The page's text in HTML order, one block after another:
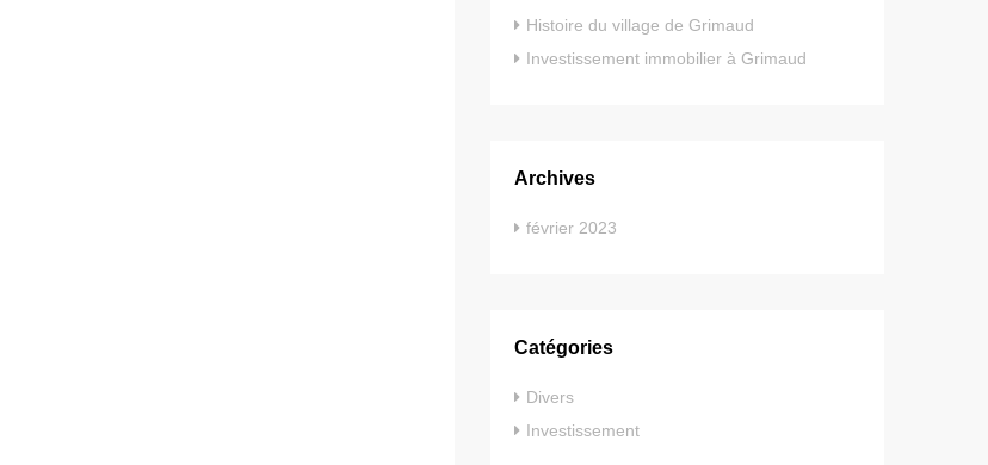
Histoire du village de Grimaud
Investissement immobilier à Grimaud
Archives
février 2023
Catégories
Divers
Investissement